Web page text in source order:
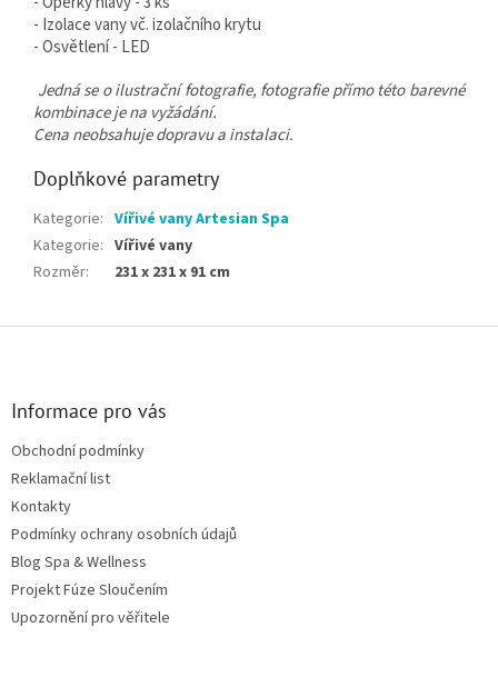
- Izolace vany vč. izolačního krytu
- Osvětlení - LED
Jedná se o ilustrační fotografie, fotografie přímo této barevné
kombinace je na vyžádání.
Cena neobsahuje dopravu a instalaci.
Doplňkové parametry
Kategorie: Vířivé vany Artesian Spa
Kategorie: Vířivé vany
Rozměr: 231 x 231 x 91 cm
Zápatí
Informace pro vás
Obchodní podmínky
Reklamační list
Kontakty
Podmínky ochrany osobních údajů
Blog Spa & Wellness
Projekt Fúze Sloučením
Upozornění pro věřitele